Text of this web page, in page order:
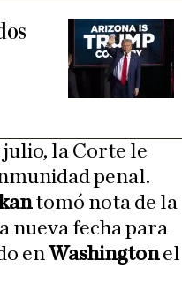
julio, la Corte le
penal.
tomó nota de la
nueva fecha para
enWashingtonel